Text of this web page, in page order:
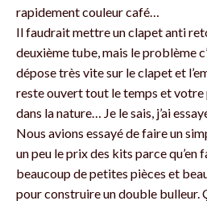
rapidement couleur café…
Il faudrait mettre un clapet anti
deuxième tube, mais le problème
dépose très vite sur le clapet et
reste ouvert tout le temps et votre
dans la nature… Je le sais, j’ai
Nous avions essayé de faire un
un peu le prix des kits parce qu’en
beaucoup de petites pièces et
pour construire un double bulleur.